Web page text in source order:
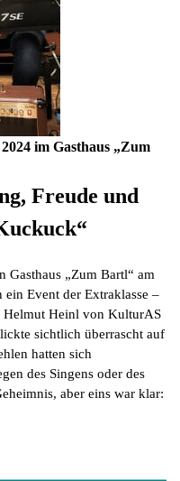
im Gasthaus „Zum
Freude und
Gasthaus „Zum Bartl“ am
Event der Extraklasse –
Helmut Heinl von KulturAS
sichtlich überrascht auf
hatten sich
des Singens oder des
aber eins war klar: